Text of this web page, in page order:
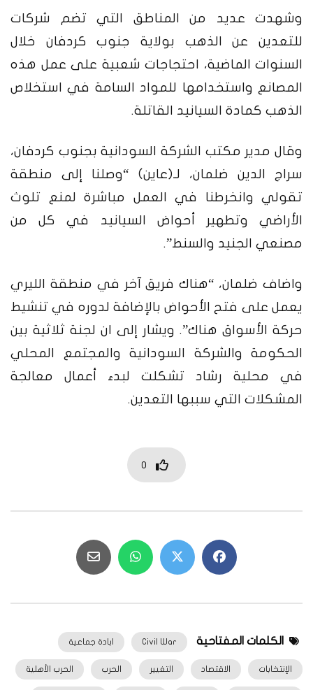
وشهدت عديد من المناطق التي تضم شركات
للتعدين عن الذهب بولاية جنوب كردفان خلال
السنوات الماضية، احتجاجات شعبية على عمل هذه
المصانع واستخدامها للمواد السامة في استخلاص
الذهب كمادة السيانيد القاتلة.
وقال مدير مكتب الشركة السودانية بجنوب كردفان،
سراج الدين ضلمان، لـ(عاين) “وصلنا إلى منطقة
تقولي وانخرطنا في العمل مباشرة لمنع تلوث
الأراضي وتطهير أحواض السيانيد في كل من
مصنعي الجنيد والسنط”.
واضاف ضلمان، “هناك فريق آخر في منطقة الليري
يعمل على فتح الأحواض بالإضافة لدوره في تنشيط
حركة الأسواق هناك”. ويشار إلى ان لجنة ثلاثية بين
الحكومة والشركة السودانية والمجتمع المحلي
في محلية رشاد تشكلت لبدء أعمال معالجة
المشكلات التي سببها التعدين.
0
الكلمات المفتاحية Civil War ابادة جماعية
الإنتخابات الاقتصاد التغيير الحرب الحرب الأهلية